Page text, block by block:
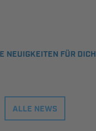
NEUIGKEITEN FÜR DICH
ALLE NEWS